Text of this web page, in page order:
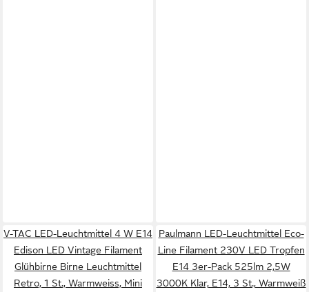
V-TAC LED-Leuchtmittel 4 W E14
Edison LED Vintage Filament
Glühbirne Birne Leuchtmittel
Retro, 1 St., Warmweiss, Mini
Paulmann LED-Leuchtmittel Eco-
Line Filament 230V LED Tropfen
E14 3er-Pack 525lm 2,5W
3000K Klar, E14, 3 St., Warmweiß